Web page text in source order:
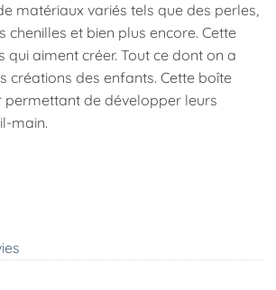
matériaux variés tels que des perles,
et bien plus encore. Cette
aiment créer. Tout ce dont on a
créations des enfants. Cette boîte
permettant de développer leurs
main.